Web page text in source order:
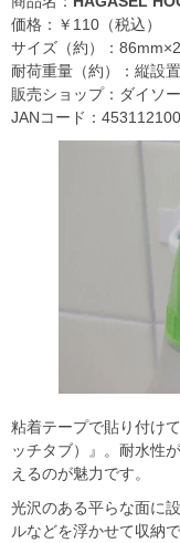
価格：￥110（税込）
サイズ（約）：
耐荷重量（約）：縦設
販売ショップ：ダイソー
JANコード：
粘着テープで貼り付け
ッチタブ）』。耐水性
えるのが魅力です。
光沢のある平らな面に
ルなどを浮かせて収納